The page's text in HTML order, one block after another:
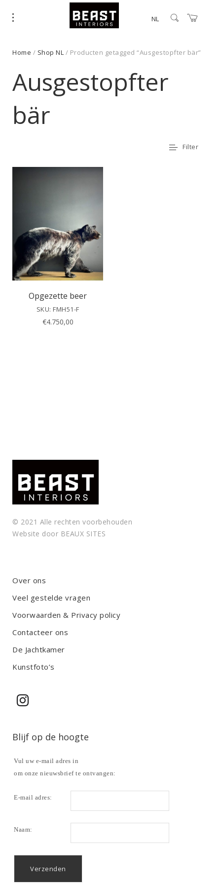
NL
Home / Shop NL / Producten getagged “Ausgestopfter bär”
Ausgestopfter
bär
Filter
Opgezette beer
SKU: FMH51-F
€4.750,00
© 2021 Alle rechten voorbehouden
Website door BEAUX SITES
Over ons
Veel gestelde vragen
Voorwaarden & Privacy policy
Contacteer ons
De Jachtkamer
Kunstfoto’s
Blijf op de hoogte
Vul uw e-mail adres in
om onze nieuwsbrief te ontvangen:
E-mail adres:
Naam: